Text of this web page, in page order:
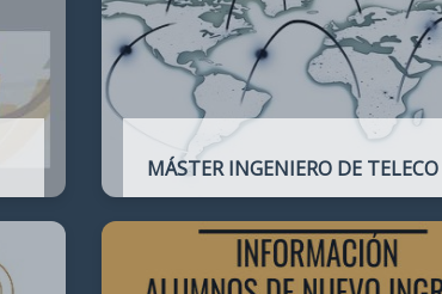
MÁSTER INGENIERO DE TELECO
profesionales del Ingeniero de
Telecomunicación y que habilita para el
ejercicio de la profesión.